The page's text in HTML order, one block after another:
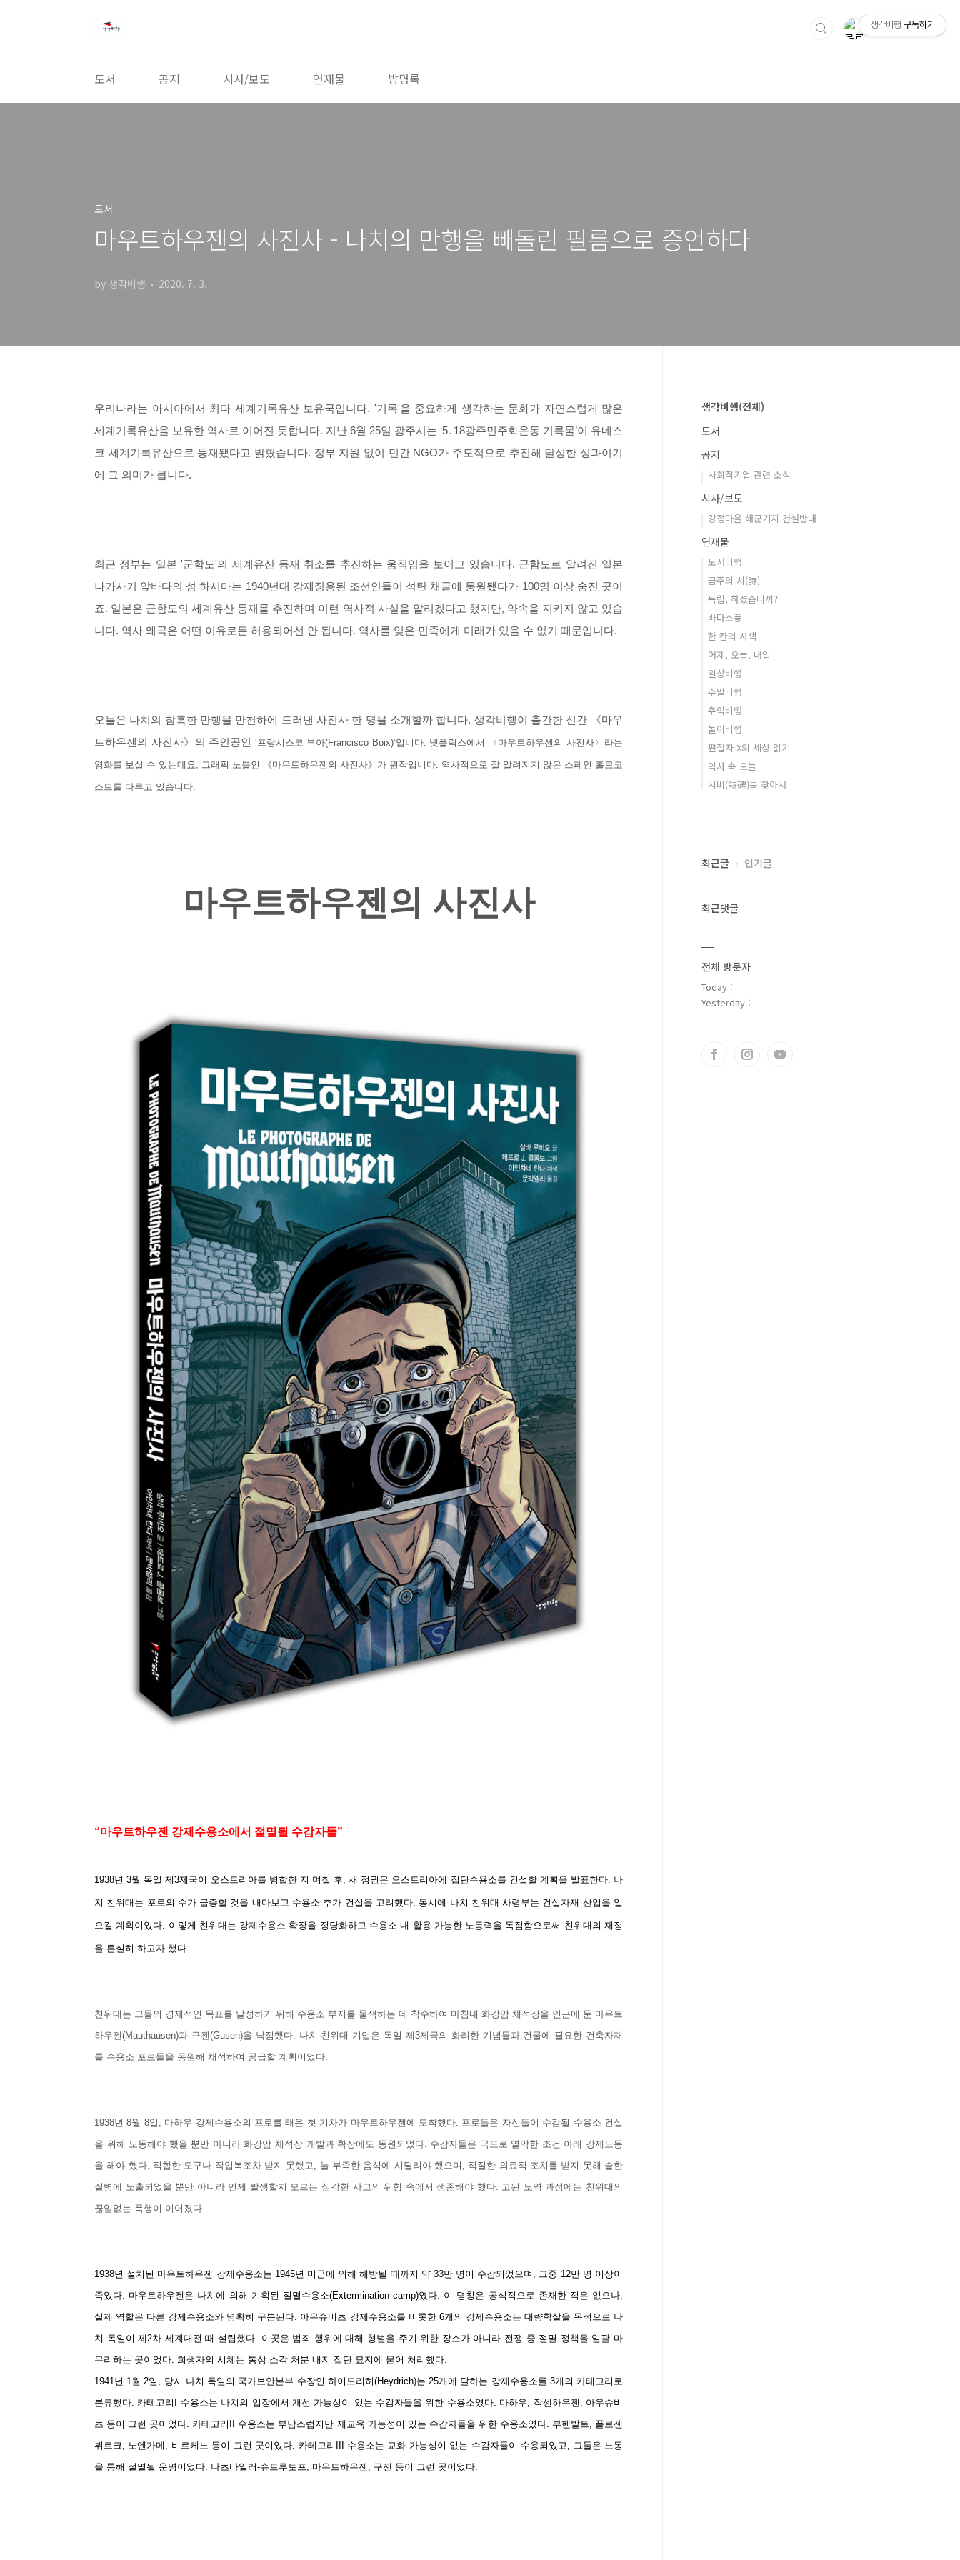
도서 공지 시사/보도 연재물 방명록
도서
마우트하우젠의 사진사 - 나치의 만행을 빼돌린 필름으로 증언하다
by 생각비행 2020. 7. 3.
우리나라는 아시아에서 최다 세계기록유산 보유국입니다. '기록'을 중요하게 생각하는 문화가 자연스럽게 많은
세계기록유산을 보유한 역사로 이어진 듯합니다. 지난 6월 25일 광주시는 ‘5․18광주민주화운동 기록물’이 유네스
코 세계기록유산으로 등재됐다고 밝혔습니다. 정부 지원 없이 민간 NGO가 주도적으로 추진해 달성한 성과이기
에 그 의미가 큽니다.
최근 정부는 일본 '군함도'의 세계유산 등재 취소를 추진하는 움직임을 보이고 있습니다. 군함도로 알려진 일본
나가사키 앞바다의 섬 하시마는 1940년대 강제징용된 조선인들이 석탄 채굴에 동원됐다가 100명 이상 숨진 곳이
죠. 일본은 군함도의 세계유산 등재를 추진하며 이런 역사적 사실을 알리겠다고 했지만, 약속을 지키지 않고 있습
니다. 역사 왜곡은 어떤 이유로든 허용되어선 안 됩니다. 역사를 잊은 민족에게 미래가 있을 수 없기 때문입니다.
오늘은 나치의 참혹한 만행을 만천하에 드러낸 사진사 한 명을 소개할까 합니다. 생각비행이 출간한 신간 《마우
트하우젠의 사진사》의 주인공인 ‘프랑시스코 부아(Francisco Boix)’입니다. 넷플릭스에서 〈마우트하우센의 사진사〉라는
영화를 보실 수 있는데요, 그래픽 노블인 《마우트하우젠의 사진사》가 원작입니다. 역사적으로 잘 알려지지 않은 스페인 홀로코
스트를 다루고 있습니다.
마우트하우젠의 사진사
“마우트하우젠 강제수용소에서 절멸될 수감자들”
1938년 3월 독일 제3제국이 오스트리아를 병합한 지 며칠 후, 새 정권은 오스트리아에 집단수용소를 건설할 계획을 발표한다. 나
치 친위대는 포로의 수가 급증할 것을 내다보고 수용소 추가 건설을 고려했다. 동시에 나치 친위대 사령부는 건설자재 산업을 일
으킬 계획이었다. 이렇게 친위대는 강제수용소 확장을 정당화하고 수용소 내 활용 가능한 노동력을 독점함으로써 친위대의 재정
을 튼실히 하고자 했다.
친위대는 그들의 경제적인 목표를 달성하기 위해 수용소 부지를 물색하는 데 착수하여 마침내 화강암 채석장을 인근에 둔 마우트
하우젠(Mauthausen)과 구젠(Gusen)을 낙점했다. 나치 친위대 기업은 독일 제3제국의 화려한 기념물과 건물에 필요한 건축자재
를 수용소 포로들을 동원해 채석하여 공급할 계획이었다.
1938년 8월 8일, 다하우 강제수용소의 포로를 태운 첫 기차가 마우트하우젠에 도착했다. 포로들은 자신들이 수감될 수용소 건설
을 위해 노동해야 했을 뿐만 아니라 화강암 채석장 개발과 확장에도 동원되었다. 수감자들은 극도로 열악한 조건 아래 강제노동
을 해야 했다. 적합한 도구나 작업복조차 받지 못했고, 늘 부족한 음식에 시달려야 했으며, 적절한 의료적 조치를 받지 못해 숱한
질병에 노출되었을 뿐만 아니라 언제 발생할지 모르는 심각한 사고의 위험 속에서 생존해야 했다. 고된 노역 과정에는 친위대의
끊임없는 폭행이 이어졌다.
1938년 설치된 마우트하우젠 강제수용소는 1945년 미군에 의해 해방될 때까지 약 33만 명이 수감되었으며, 그중 12만 명 이상이
죽었다. 마우트하우젠은 나치에 의해 기획된 절멸수용소(Extermination camp)였다. 이 명칭은 공식적으로 존재한 적은 없으나,
실제 역할은 다른 강제수용소와 명확히 구분된다. 아우슈비츠 강제수용소를 비롯한 6개의 강제수용소는 대량학살을 목적으로 나
치 독일이 제2차 세계대전 때 설립했다. 이곳은 범죄 행위에 대해 형벌을 주기 위한 장소가 아니라 전쟁 중 절멸 정책을 일괄 마
무리하는 곳이었다. 희생자의 시체는 통상 소각 처분 내지 집단 묘지에 묻어 처리했다.
1941년 1월 2일, 당시 나치 독일의 국가보안본부 수장인 하이드리히(Heydrich)는 25개에 달하는 강제수용소를 3개의 카테고리로
분류했다. 카테고리I 수용소는 나치의 입장에서 개선 가능성이 있는 수감자들을 위한 수용소였다. 다하우, 작센하우젠, 아우슈비
츠 등이 그런 곳이었다. 카테고리II 수용소는 부담스럽지만 재교육 가능성이 있는 수감자들을 위한 수용소였다. 부헨발트, 플로센
뷔르크, 노엔가메, 비르케노 등이 그런 곳이었다. 카테고리III 수용소는 교화 가능성이 없는 수감자들이 수용되었고, 그들은 노동
을 통해 절멸될 운명이었다. 나츠바일러-슈트루토프, 마우트하우젠, 구젠 등이 그런 곳이었다.
생각비행(전체)
도서
공지
사회적기업 관련 소식
시사/보도
강정마을 해군기지 건설반대
연재물
도서비행
금주의 시(詩)
독립, 하셨습니까?
바다소풍
한 칸의 사색
어제, 오늘, 내일
일상비행
주말비행
추억비행
놀이비행
편집자 X의 세상 읽기
역사 속 오늘
시비(詩碑)를 찾아서
최근글 인기글
최근댓글
전체 방문자
Today :
Yesterday :
생각비행 구독하기